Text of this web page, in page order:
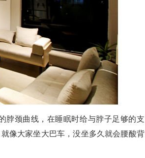
脖颈曲线，在睡眠时给与脖子足够的支
像大家坐大巴车，没坐多久就会腰酸背